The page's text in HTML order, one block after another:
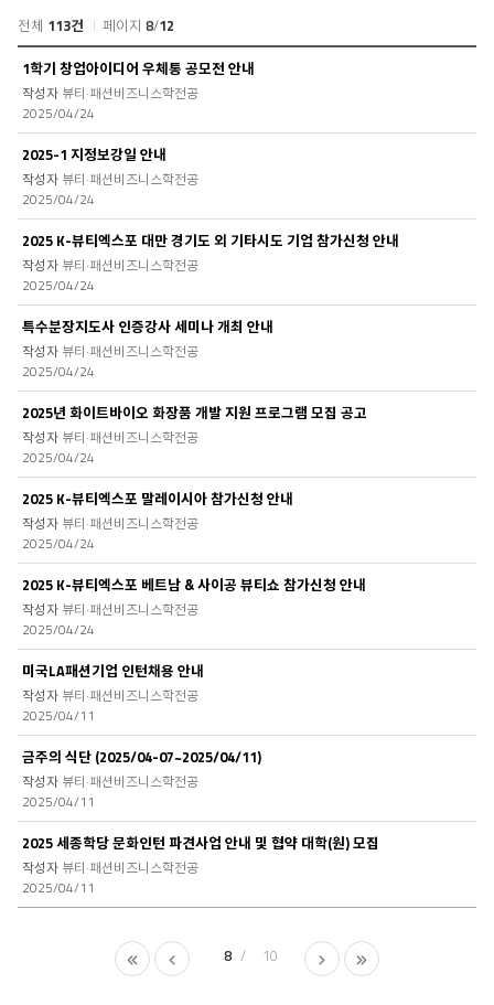
사
항
검
색
전체 113건 페이지8/12
뮤
니
티
>
공
지
사
항
목
록
1학기 창업아이디어 우체통 공모전 안내
뷰티·패션비즈니스학전공
2025/04/24
2025-1 지정보강일 안내
뷰티·패션비즈니스학전공
2025/04/24
2025 K-뷰티엑스포 대만 경기도 외 기타시도 기업 참가신청 안내
뷰티·패션비즈니스학전공
2025/04/24
특수분장지도사 인증강사 세미나 개최 안내
뷰티·패션비즈니스학전공
2025/04/24
2025년 화이트바이오 화장품 개발 지원 프로그램 모집 공고
뷰티·패션비즈니스학전공
2025/04/24
2025 K-뷰티엑스포 말레이시아 참가신청 안내
뷰티·패션비즈니스학전공
2025/04/24
2025 K-뷰티엑스포 베트남 & 사이공 뷰티쇼 참가신청 안내
뷰티·패션비즈니스학전공
2025/04/24
미국LA패션기업 인턴채용 안내
뷰티·패션비즈니스학전공
2025/04/11
금주의 식단 (2025/04-07~2025/04/11)
뷰티·패션비즈니스학전공
2025/04/11
2025 세종학당 문화인턴 파견사업 안내 및 협약 대학(원) 모집
뷰티·패션비즈니스학전공
2025/04/11
8 10